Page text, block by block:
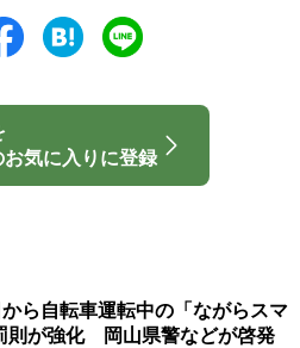
気に入りに登録
ら自転車運転中の「ながらスマ
則が強化 岡山県警などが啓発